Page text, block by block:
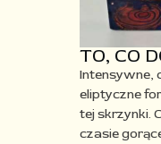
TO, CO
Intensywne,
eliptyczne
tej skrzynki.
czasie